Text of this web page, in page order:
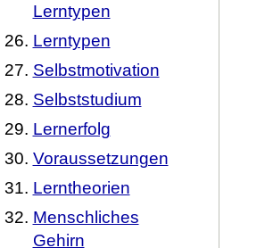
Lerntypen
Lerntypen
Selbstmotivation
Selbststudium
Lernerfolg
Voraussetzungen
Lerntheorien
Menschliches
Gehirn